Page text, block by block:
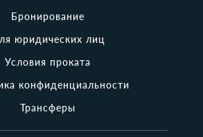
Бронирование
юридических лиц
Условия проката
конфиденциальности
Трансферы